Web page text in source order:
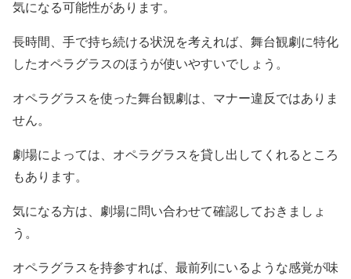
気になる可能性があります。
長時間、手で持ち続ける状況を考えれば、舞台観劇に特化
したオペラグラスのほうが使いやすいでしょう。
オペラグラスを使った舞台観劇は、マナー違反ではありま
せん。
劇場によっては、オペラグラスを貸し出してくれるところ
もあります。
気になる方は、劇場に問い合わせて確認しておきましょ
う。
オペラグラスを持参すれば、最前列にいるような感覚が味